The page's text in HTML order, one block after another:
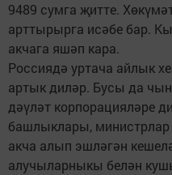
9489 сумга җитте.
арттырырга исәбе бар.
акчага яшәп кара.
Россиядә уртача айлык
артык диләр. Бусы да
дәүләт корпорацияләре
башлыклары,
акча алып эшләгән
алучыларныкы белән